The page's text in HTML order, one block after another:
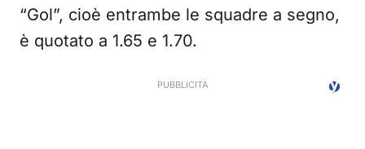
“Gol”, cioè entrambe le squadre a segno,
è quotato a 1.65 e 1.70.